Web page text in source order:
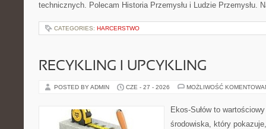
technicznych. Polecam Historia Przemysłu i Ludzie Przemysłu.
CATEGORIES: HARCERSTWO
RECYKLING I UPCYKLING
POSTED BY ADMIN CZE - 27 - 2026 MOŻLIWOŚĆ
Ekos-Sułów to
środowiska, który